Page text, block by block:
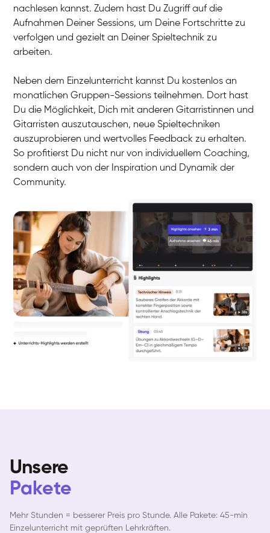
nachlesen kannst. Zudem hast Du Zugriff auf die
Aufnahmen Deiner Sessions, um Deine Fortschritte zu
verfolgen und gezielt an Deiner Spieltechnik zu
arbeiten.
Neben dem Einzelunterricht kannst Du kostenlos an
monatlichen Gruppen-Sessions teilnehmen. Dort hast
Du die Möglichkeit, Dich mit anderen Gitarristinnen und
Gitarristen auszutauschen, neue Spieltechniken
auszuprobieren und wertvolles Feedback zu erhalten.
So profitierst Du nicht nur von individuellem Coaching,
sondern auch von der Inspiration und Dynamik der
Community.
Unsere
Pakete
Mehr Stunden = besserer Preis pro Stunde. Alle Pakete: 45-min
Einzelunterricht mit geprüften Lehrkräften.